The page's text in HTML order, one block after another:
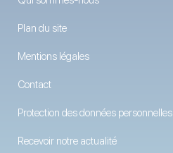
Plan du site
Mentions légales
Contact
Protection des données personnelles
Recevoir notre actualité